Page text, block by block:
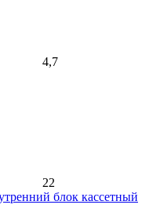
4,7
22
блок кассетный